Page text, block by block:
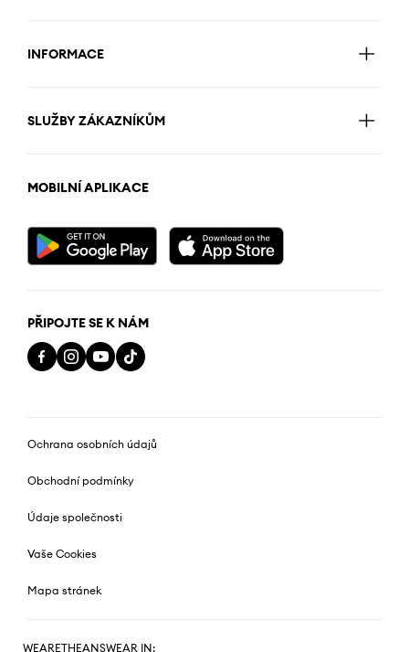
INFORMACE
SLUŽBY ZÁKAZNÍKŮM
MOBILNÍ APLIKACE
PŘIPOJTE SE K NÁM
Ochrana osobních údajů
Obchodní podmínky
Údaje společnosti
Vaše Cookies
Mapa stránek
WEARETHEANSWEAR IN: